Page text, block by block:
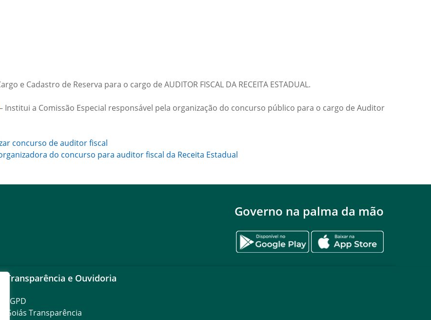
e Cadastro de Reserva para o cargo de AUDITOR FISCAL DA RECEITA ESTADUAL.
Institui a Comissão Especial responsável pela organização do concurso público para o cargo de Auditor
concurso de auditor fiscal
do concurso para auditor fiscal da Receita Estadual
Governo na palma da mão
Transparência e Ouvidoria
LGPD
Goiás Transparência